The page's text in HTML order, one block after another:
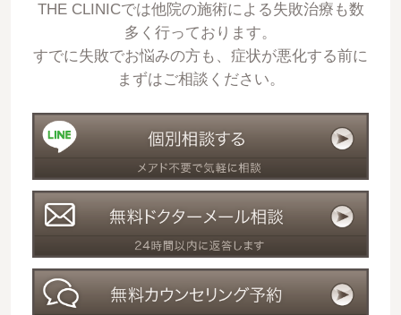
THE CLINICでは他院の施術による失敗治療も数
多く行っております。
すでに失敗でお悩みの方も、症状が悪化する前に
まずはご相談ください。